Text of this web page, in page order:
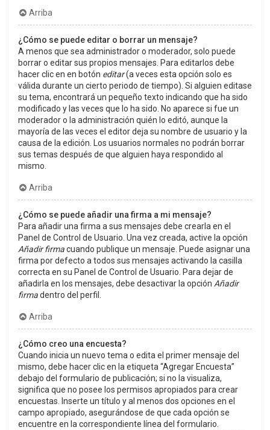
Arriba
¿Cómo se puede editar o borrar un mensaje?
A menos que sea administrador o moderador, solo puede
borrar o editar sus propios mensajes. Para editarlos debe
hacer clic en en botón editar(a veces esta opción solo es
válida durante un cierto periodo de tiempo). Si alguien editase
su tema, encontrará un pequeño texto indicando que ha sido
modificado y las veces que lo ha sido. No aparece si fue un
moderador o la administración quién lo editó, aunque la
mayoría de las veces el editor deja su nombre de usuario y la
causa de la edición. Los usuarios normales no podrán borrar
sus temas después de que alguien haya respondido al
mismo.
Arriba
¿Cómo se puede añadir una firma a mi mensaje?
Para añadir una firma a sus mensajes debe crearla en el
Panel de Control de Usuario. Una vez creada, active la opción
Añadir firmacuando publique un mensaje. Puede asignar una
firma por defecto a todos sus mensajes activando la casilla
correcta en su Panel de Control de Usuario. Para dejar de
añadirla en los mensajes, debe desactivar la opción Añadir
firmadentro del perfil.
Arriba
¿Cómo creo una encuesta?
Cuando inicia un nuevo tema o edita el primer mensaje del
mismo, debe hacer clic en la etiqueta “Agregar Encuesta”
debajo del formulario de publicación; si no la visualiza,
significa que no posee los permisos apropiados para crear
encuestas. Inserte un título y al menos dos opciones en el
campo apropiado, asegurándose de que cada opción se
encuentre en la correspondiente línea del formulario.